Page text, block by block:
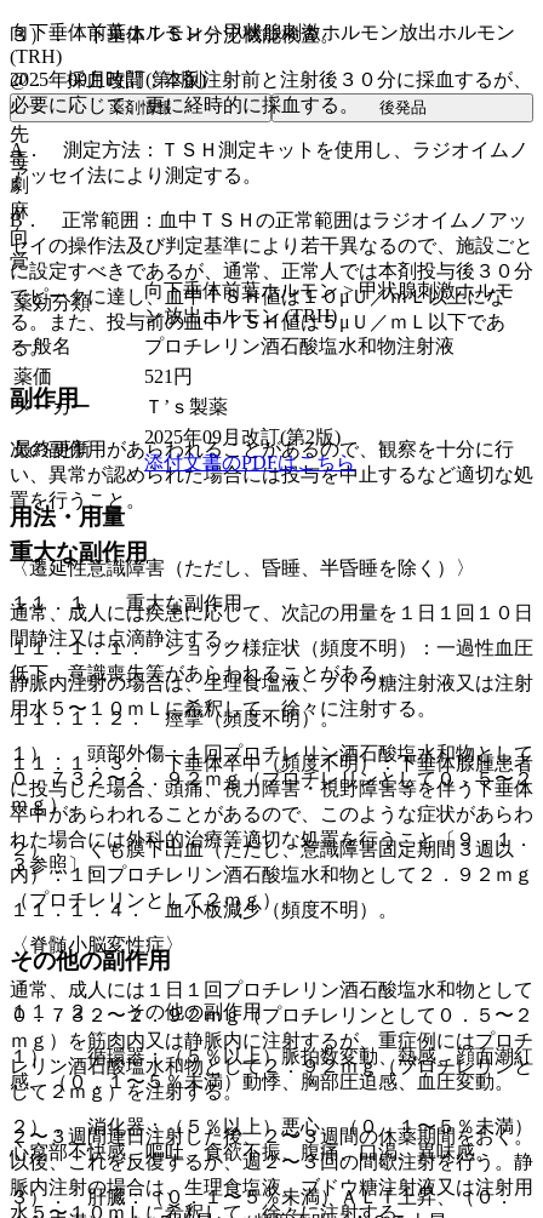
３）． 下垂体ＴＳＨ分泌機能検査。
@． 採血時間：本剤注射前と注射後３０分に採血するが、
必要に応じて、更に経時的に採血する。
A． 測定方法：ＴＳＨ測定キットを使用し、ラジオイムノ
アッセイ法により測定する。
B． 正常範囲：血中ＴＳＨの正常範囲はラジオイムノアッ
セイの操作法及び判定基準により若干異なるので、施設ごと
に設定すべきであるが、通常、正常人では本剤投与後３０分
でピークに達し、血中ＴＳＨ値は１０μＵ／ｍＬ以上にな
る。また、投与前の血中ＴＳＨ値は５μＵ／ｍＬ以下であ
る。
副作用
次の副作用があらわれることがあるので、観察を十分に行
い、異常が認められた場合には投与を中止するなど適切な処
置を行うこと。
重大な副作用
１１．１． 重大な副作用
１１．１．１． ショック様症状（頻度不明）：一過性血圧
低下、意識喪失等があらわれることがある。
１１．１．２． 痙攣（頻度不明）。
１１．１．３． 下垂体卒中（頻度不明）：下垂体腺腫患者
に投与した場合、頭痛、視力障害・視野障害等を伴う下垂体
卒中があらわれることがあるので、このような症状があらわ
れた場合には外科的治療等適切な処置を行うこと〔９．１．
３参照〕。
１１．１．４． 血小板減少（頻度不明）。
その他の副作用
１１．２． その他の副作用
１）． 循環器：（５％以上）脈拍数変動、熱感、顔面潮紅
感、（０．１〜５％未満）動悸、胸部圧迫感、血圧変動。
２）． 消化器：（５％以上）悪心、（０．１〜５％未満）
心窩部不快感、嘔吐、食欲不振、腹痛、口渇、異味感。
３）． 肝臓：（０．１〜５％未満）ＡＬＴ上昇、（０．
向下垂体前葉ホルモン > 甲状腺刺激ホルモン放出ホルモン
(TRH)
2025年09月改訂(第2版)
薬剤情報 後発品
先
毒
劇
麻
向
覚
薬効分類
向下垂体前葉ホルモン > 甲状腺刺激ホルモ
ン放出ホルモン (TRH)
一般名
プロチレリン酒石酸塩水和物注射液
薬価
521 円
メーカー
Ｔ’ｓ製薬
最終更新
2025年09月改訂(第2版)
添付文書のPDFはこちら
用法・用量
〈遷延性意識障害（ただし、昏睡、半昏睡を除く）〉
通常、成人には疾患に応じて、次記の用量を１日１回１０日
間静注又は点滴静注する。
静脈内注射の場合は、生理食塩液、ブドウ糖注射液又は注射
用水５〜１０ｍＬに希釈して、徐々に注射する。
１）． 頭部外傷：１回プロチレリン酒石酸塩水和物として
０．７３２〜２．９２ｍｇ（プロチレリンとして０．５〜２
ｍｇ）。
２）． くも膜下出血（ただし、意識障害固定期間３週以
内）：１回プロチレリン酒石酸塩水和物として２．９２ｍｇ
（プロチレリンとして２ｍｇ）。
〈脊髄小脳変性症〉
通常、成人には１日１回プロチレリン酒石酸塩水和物として
０．７３２〜２．９２ｍｇ（プロチレリンとして０．５〜２
ｍｇ）を筋肉内又は静脈内に注射するが、重症例にはプロチ
レリン酒石酸塩水和物として２．９２ｍｇ（プロチレリンと
して２ｍｇ）を注射する。
２〜３週間連日注射した後、２〜３週間の休薬期間をおく。
以後、これを反復するか、週２〜３回の間歇注射を行う。静
脈内注射の場合は、生理食塩液、ブドウ糖注射液又は注射用
水５〜１０ｍＬに希釈して、徐々に注射する。